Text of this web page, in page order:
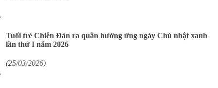
Tuổi trẻ Chiên Đàn ra quân hưởng ứng ngày Chủ nhật xanh
lần thứ I năm 2026
(25/03/2026)